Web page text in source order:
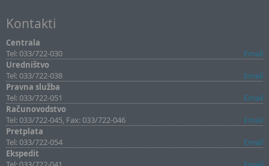
Kontakti
Centrala
Tel: 033/722-030
Email
Uredništvo
Tel: 033/722-038
Email
Pravna služba
Tel: 033/722-051
Email
Računovodstvo
Tel: 033/722-045, Fax: 033/722-046
Email
Pretplata
Tel: 033/722-054
Email
Ekspedit